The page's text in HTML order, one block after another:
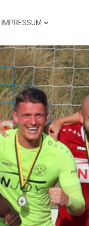
IMPRESSUM